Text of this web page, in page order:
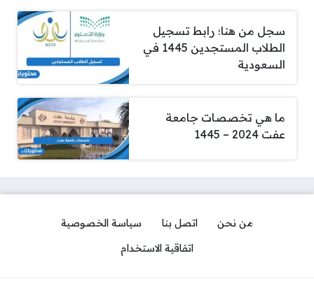
سجل من هنا؛ رابط تسجيل
الطلاب المستجدين 1445 في
السعودية
ما هي تخصصات جامعة
عفت 2024 – 1445
من نحن اتصل بنا
سياسة الخصوصية
اتفاقية الاستخدام